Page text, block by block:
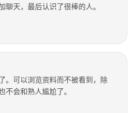
聊天，最后认识了很棒的人。
。可以浏览资料而不被看到，除
不会和熟人尴尬了。